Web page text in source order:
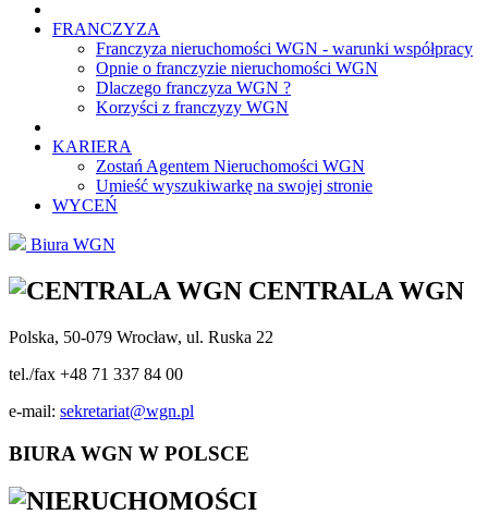
FRANCZYZA
Franczyza nieruchomości WGN - warunki współpracy
Opnie o franczyzie nieruchomości WGN
Dlaczego franczyza WGN ?
Korzyści z franczyzy WGN
KARIERA
Zostań Agentem Nieruchomości WGN
Umieść wyszukiwarkę na swojej stronie
WYCEŃ
Biura WGN
CENTRALA WGN
Polska, 50-079 Wrocław, ul. Ruska 22
tel./fax +48 71 337 84 00
e-mail: sekretariat@wgn.pl
BIURA WGN W POLSCE